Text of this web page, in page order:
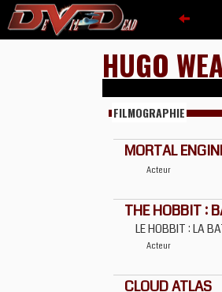
HUGO
FILMOGRAPHIE
MORTAL
Acteur
THE HOBBIT :
LE HOBBIT : LA
Acteur
CLOUD ATLAS